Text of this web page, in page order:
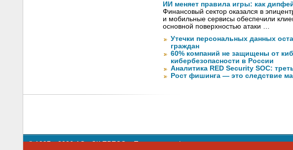
ИИ меняет правила игры: как
Финансовый сектор оказался в
и мобильные сервисы обеспечили
основной поверхностью атаки …
Утечки персональных данных
граждан
60% компаний не защищены от
кибербезопасности в России
Аналитика RED Security SOC:
Рост фишинга — это следствие
© 1997—2026 АО «СК ПРЕСС».Политика конфиденциальности персональных